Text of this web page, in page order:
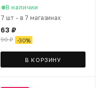
В наличии
7 шт - в 7 магазинах
63 ₽
90₽ -30%
В КОРЗИНУ